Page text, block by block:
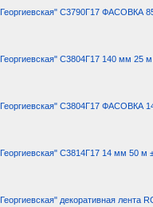
С3790Г17 ФАСОВКА
С3804Г17 140 мм 25
С3804Г17 ФАСОВКА
С3814Г17 14 мм 50 м
декоративная лента